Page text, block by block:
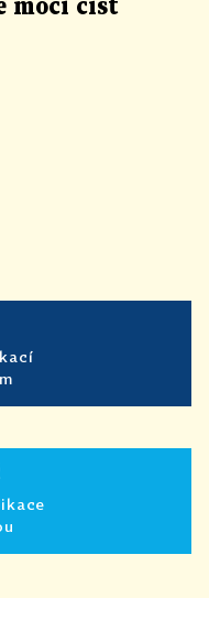
moci číst